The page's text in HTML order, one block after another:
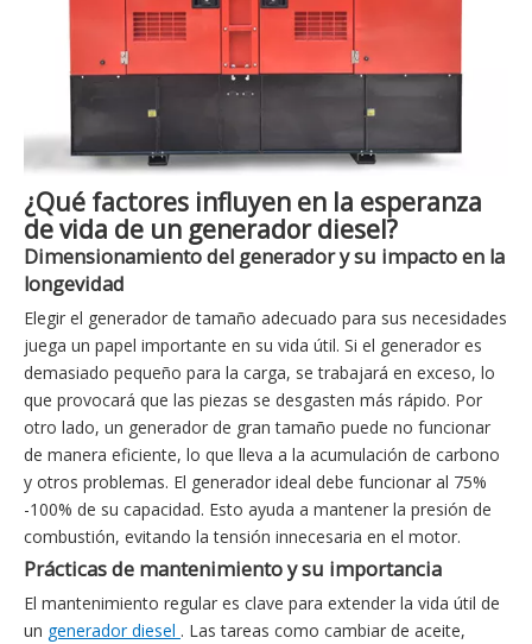
¿Qué factores influyen en la esperanza
de vida de un generador diesel?
Dimensionamiento del generador y su impacto en la
longevidad
Elegir el generador de tamaño adecuado para sus necesidades
juega un papel importante en su vida útil. Si el generador es
demasiado pequeño para la carga, se trabajará en exceso, lo
que provocará que las piezas se desgasten más rápido. Por
otro lado, un generador de gran tamaño puede no funcionar
de manera eficiente, lo que lleva a la acumulación de carbono
y otros problemas. El generador ideal debe funcionar al 75%
-100% de su capacidad. Esto ayuda a mantener la presión de
combustión, evitando la tensión innecesaria en el motor.
Prácticas de mantenimiento y su importancia
El mantenimiento regular es clave para extender la vida útil de
un generador diesel . Las tareas como cambiar de aceite,